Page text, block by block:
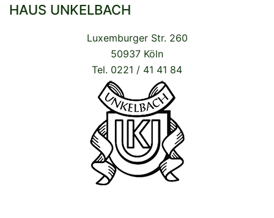
HAUS UNKELBACH
Luxemburger Str. 260
50937 Köln
Tel. 0221 / 41 41 84